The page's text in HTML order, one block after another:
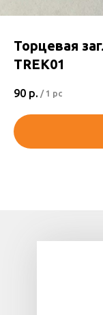
Торцевая
TREK01
90 р. / 1 pc